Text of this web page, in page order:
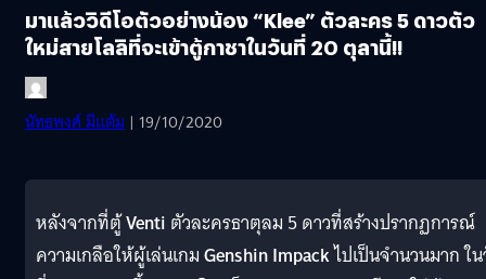
มาแล้ววิดีโอตัวอย่างน้อง “Klee” ตัวละคร 5 ดาวตัว
ใหม่สายโลลิที่จะเข้าตู้กาชาในวันที่ 20 ตุลานี้!!
นัทธพงศ์ มีแต้ม | 19/10/2020
หลังจากที่ตู้Venti ตัวละครธาตุลม 5 ดาวที่สร้างปรากฏการณ์
ความเกลือให้ผู้เล่นเกมGenshin Impackไปเป็นจำนวนมาก ใ